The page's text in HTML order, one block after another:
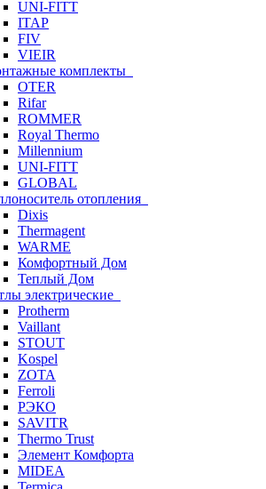
UNI-FITT
ITAP
FIV
VIEIR
комплекты
OTER
Rifar
ROMMER
Royal Thermo
Millennium
UNI-FITT
GLOBAL
отопления
Dixis
Thermagent
WARME
Комфортный Дом
Теплый Дом
электрические
Protherm
Vaillant
STOUT
Kospel
ZOTA
Ferroli
РЭКО
SAVITR
Thermo Trust
Элемент Комфорта
MIDEA